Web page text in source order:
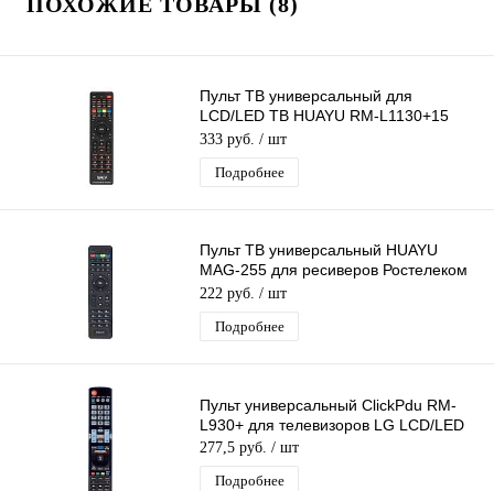
Пульт ТВ универсальный для
LCD/LED ТВ HUAYU RM-L1130+15
Заменяет огромное кол-во пультов
телевизоров
333 руб. / шт
Подробнее
Пульт ТВ универсальный HUAYU
MAG-255 для ресиверов Ростелеком
DVB Rostelecom
222 руб. / шт
Подробнее
Пульт универсальный ClickPdu RM-
L930+ для телевизоров LG LCD/LED
277,5 руб. / шт
Подробнее